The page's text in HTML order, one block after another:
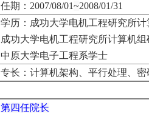
任期： 2007/08/01~2008/01/31
学历： 成功大学电机工程研究所
成功大学电机工程研究所计算机组
中原大学电子工程系学士
专长：计算机架构、平行处理、
第四任院长